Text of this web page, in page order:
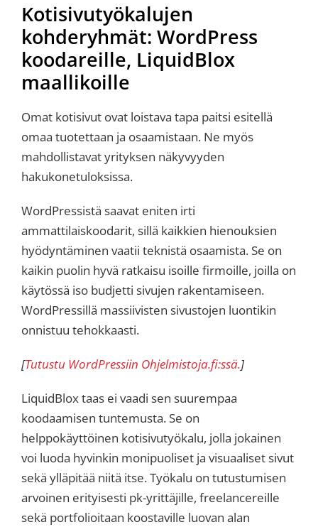
Kotisivutyökalujen
kohderyhmät: WordPress
koodareille, LiquidBlox
maallikoille
Omat kotisivut ovat loistava tapa paitsi esitellä
omaa tuotettaan ja osaamistaan. Ne myös
mahdollistavat yrityksen näkyvyyden
hakukonetuloksissa.
WordPressistä saavat eniten irti
ammattilaiskoodarit, sillä kaikkien hienouksien
hyödyntäminen vaatii teknistä osaamista. Se on
kaikin puolin hyvä ratkaisu isoille firmoille, joilla on
käytössä iso budjetti sivujen rakentamiseen.
WordPressillä massiivisten sivustojen luontikin
onnistuu tehokkaasti.
[Tutustu WordPressiin Ohjelmistoja.fi:ssä.]
LiquidBlox taas ei vaadi sen suurempaa
koodaamisen tuntemusta. Se on
helppokäyttöinen kotisivutyökalu, jolla jokainen
voi luoda hyvinkin monipuoliset ja visuaaliset sivut
sekä ylläpitää niitä itse. Työkalu on tutustumisen
arvoinen erityisesti pk-yrittäjille, freelancereille
sekä portfolioitaan koostaville luovan alan